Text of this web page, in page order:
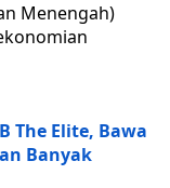
Menengah)
The Elite, Bawa
Banyak